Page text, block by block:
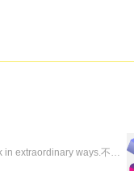
Showcase & host your work in extraordinary ways.不限速文件分享，托管，建站平台